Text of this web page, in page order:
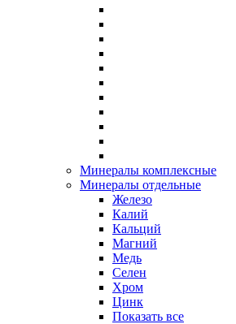
Минералы комплексные
Минералы отдельные
Железо
Калий
Кальций
Магний
Медь
Селен
Хром
Цинк
Показать все